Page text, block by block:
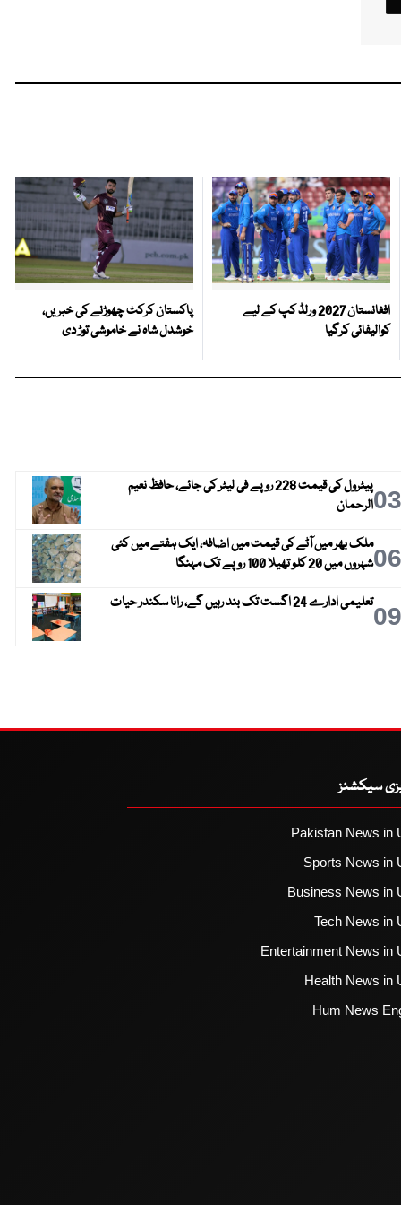
افغانستان 2027 ورلڈ کپ کے لیے
کوالیفائی کرگیا
پاکستان کرکٹ چھوڑنے کی خبریں،
خوشدل شاہ نے خاموشی توڑ دی
03
پیٹرول کی قیمت 228 روپے فی لیٹر کی جائے، حافظ نعیم
الرحمان
06ملک بھر میں آٹے کی قیمت میں اضافہ، ایک ہفتے میں کئی
شہروں میں 20 کلو تھیلا 100 روپے تک مہنگا
09تعلیمی ادارے 24 اگست تک بند رہیں گے، رانا سکندر حیات
سیکشنز
Pakistan News in
Sports News in
Business News in
Tech News in
Entertainment News in
Health News in
Hum News